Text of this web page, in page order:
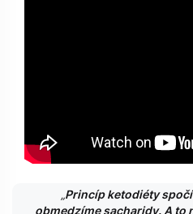
„Princíp ketodiéty
obmedzíme sacharidy. A to